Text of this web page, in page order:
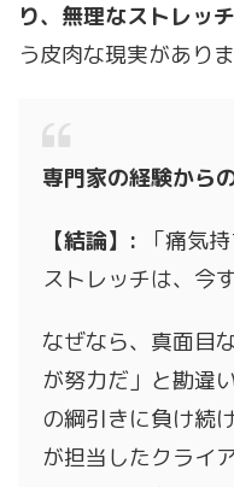
り、無理なストレッ
う皮肉な現実がありま
専門家の経験から
【結論】: 「痛気
ストレッチは、今
なぜなら、真面目
が努力だ」と勘違
の綱引きに負け続
が担当したクライ